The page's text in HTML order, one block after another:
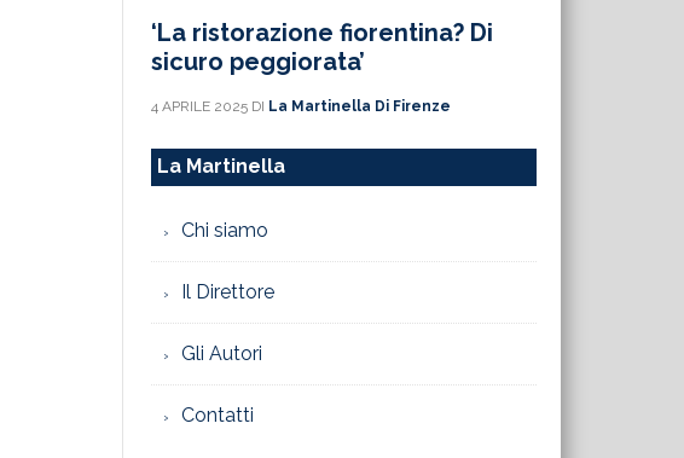
‘La ristorazione fiorentina? Di
sicuro peggiorata’
4 APRILE 2025 DI La Martinella Di Firenze
La Martinella
Chi siamo
Il Direttore
Gli Autori
Contatti